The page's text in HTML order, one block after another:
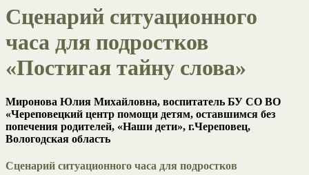
Сценарий ситуационного
часа для подростков
«Постигая тайну слова»
Миронова Юлия Михайловна, воспитатель БУ СО ВО
«Череповецкий центр помощи детям, оставшимся без
попечения родителей, «Наши дети», г.Череповец,
Вологодская область
Сценарий ситуационного часа для подростков